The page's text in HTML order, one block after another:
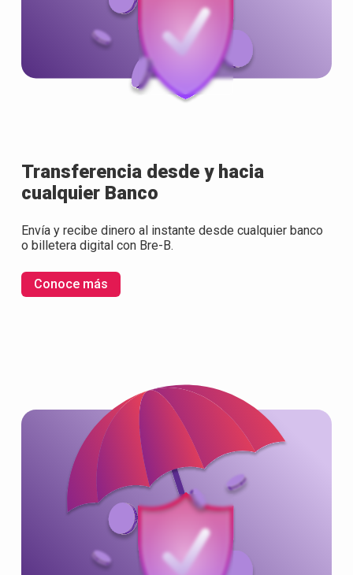
Transferencia desde y hacia
cualquier Banco
Envía y recibe dinero al instante desde cualquier banco
o billetera digital con Bre-B.
Conoce más